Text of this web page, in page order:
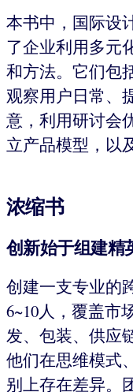
本书中，国际设
了企业利用多元
和方法。它们包
观察用户日常、
意，利用研讨会
立产品模型，以
浓缩书
创新始于组建精
创建一支专业的
6~10人，覆盖市
发、包装、供应
他们在思维模式
别上存在差异。